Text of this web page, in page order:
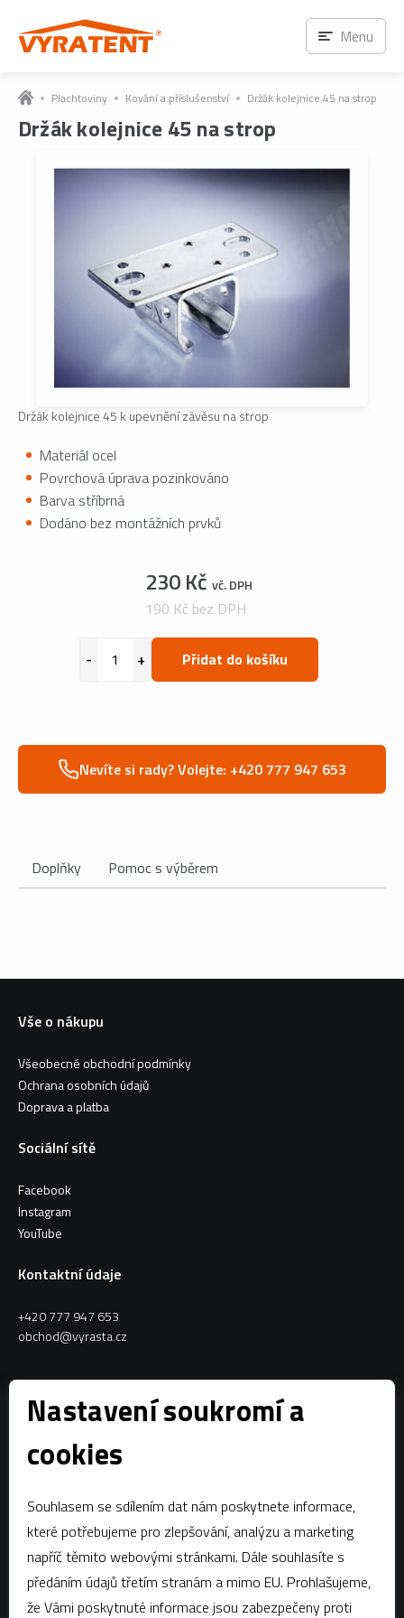
Plachtoviny Kování a příslušenství Držák kolejnice 45 na strop
Držák kolejnice 45 na strop
Držák kolejnice 45 k upevnění závěsu na strop
Materiál ocel
Povrchová úprava pozinkováno
Barva stříbrná
Dodáno bez montážních prvků
230 Kč vč. DPH
190 Kč bez DPH
Přidat do košíku
Ihned k odběru
Nevíte si rady? Volejte: +420 777 947 653
Doplňky Pomoc s výběrem
Vše o nákupu
Všeobecné obchodní podmínky
Ochrana osobních údajů
Doprava a platba
Sociální sítě
Facebook
Instagram
YouTube
Kontaktní údaje
+420 777 947 653
obchod@vyrasta.cz
Kontakty
VYRASTA team s.r.o.
Spytihněv 145
DIČ:CZ28287843
Zápis dle § 13a obchodního zákoníku:Krajský soud v Brně, oddíl C,
vložka 58796
Menu
Nastavení soukromí a
cookies
Souhlasem se sdílením dat nám poskytnete informace,
které potřebujeme pro zlepšování, analýzu a marketing
napříč těmito webovými stránkami. Dále souhlasíte s
předáním údajů třetím stranám a mimo EU. Prohlašujeme,
že Vámi poskytnuté informace jsou zabezpečeny proti